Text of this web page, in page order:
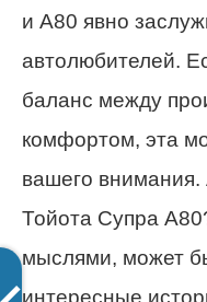
и A80 явно
автолюбителей.
баланс между
комфортом, эта
вашего
Тойота Супра
мыслями, может